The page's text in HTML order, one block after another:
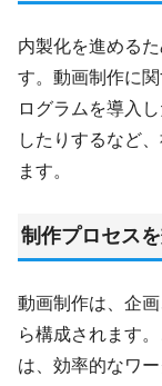
内製化を進める
す。動画制作に
ログラムを導入
したりするなど
ます。
制作プロセス
動画制作は、企
ら構成されます
は、効率的なワ